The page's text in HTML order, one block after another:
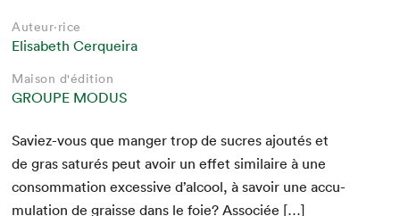
Auteur·rice
Elisabeth Cerqueira
Maison d'édition
GROUPE MODUS
Saviez-vous que manger trop de sucres ajoutés et
de gras sat­urés peut avoir un effet sim­i­laire à une
con­som­ma­tion exces­sive d’alcool, à savoir une accu­
mu­la­tion de graisse dans le foie? Associée […]